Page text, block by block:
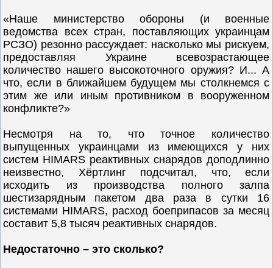
«Наше министерство обороны (и военные
ведомства всех стран, поставляющих украинцам
РСЗО) резонно рассуждает: насколько мы рискуем,
предоставляя Украине всевозрастающее
количество нашего высокоточного оружия? И... А
что, если в ближайшем будущем мы столкнемся с
этим же или иным противником в вооруженном
конфликте?»
Несмотря на то, что точное количество
выпущенных украинцами из имеющихся у них
систем HIMARS реактивных снарядов доподлинно
неизвестно, Хёртлинг подсчитал, что, если
исходить из производства полного залпа
шестизарядным пакетом два раза в сутки 16
системами HIMARS, расход боеприпасов за месяц
составит 5,8 тысяч реактивных снарядов.
Недостаточно – это сколько?